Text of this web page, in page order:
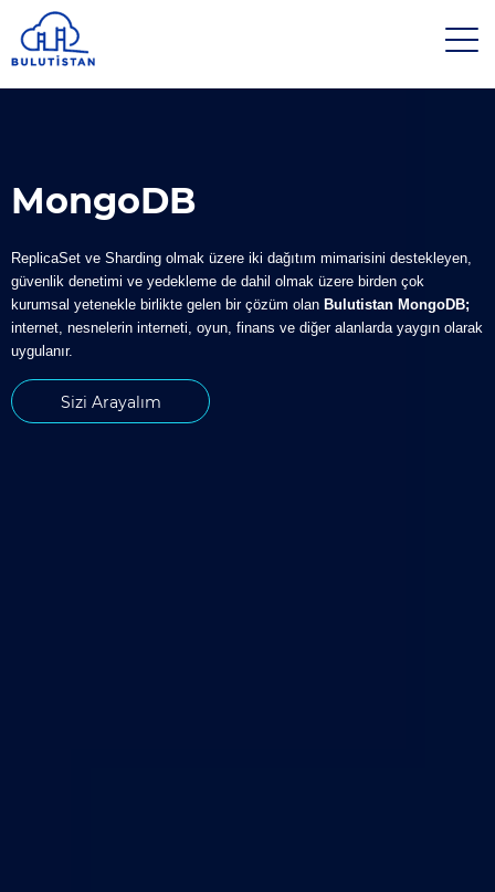
MongoDB
ReplicaSet ve Sharding olmak üzere iki dağıtım mimarisini destekleyen,
güvenlik denetimi ve yedekleme de dahil olmak üzere birden çok
kurumsal yetenekle birlikte gelen bir çözüm olan Bulutistan MongoDB;
internet, nesnelerin interneti, oyun, finans ve diğer alanlarda yaygın olarak
uygulanır.
Sizi Arayalım